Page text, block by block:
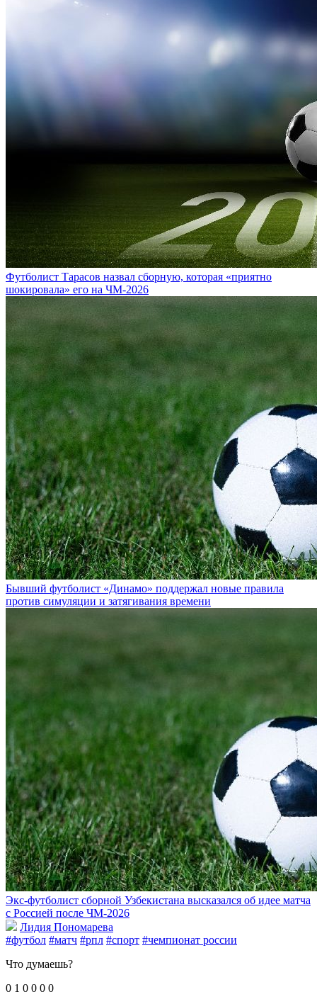
Футболист Тарасов назвал сборную, которая «приятно
шокировала» его на ЧМ-2026
Бывший футболист «Динамо» поддержал новые правила
против симуляции и затягивания времени
Экс-футболист сборной Узбекистана высказался об идее матча
с Россией после ЧМ-2026
Лидия Пономарева
#футбол #матч #рпл #спорт #чемпионат россии
Что думаешь?
0 1 0 0 0 0